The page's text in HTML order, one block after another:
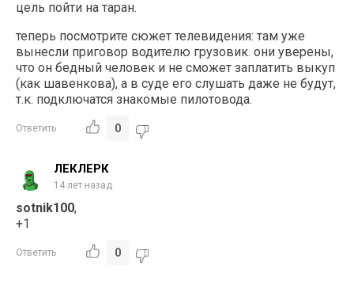
цель пойти на таран.
теперь посмотрите сюжет телевидения: там уже
вынесли приговор водителю грузовик. они уверены,
что он бедный человек и не сможет заплатить выкуп
(как шавенкова), а в суде его слушать даже не будут,
т.к. подключатся знакомые пилотовода.
Ответить 0
ЛЕКЛЕРК
14 лет назад
sotnik100,
+1
Ответить 0